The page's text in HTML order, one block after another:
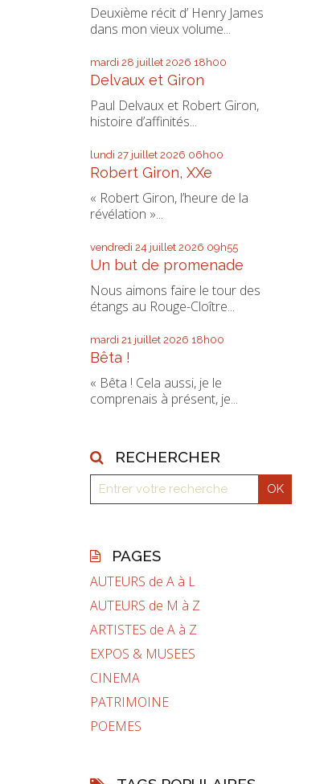
Deuxième récit d’ Henry James
dans mon vieux volume...
mardi 28 juillet 2026 18h00
Delvaux et Giron
Paul Delvaux et Robert Giron,
histoire d’affinités...
lundi 27 juillet 2026 06h00
Robert Giron, XXe
« Robert Giron, l’heure de la
révélation »...
vendredi 24 juillet 2026 09h55
Un but de promenade
Nous aimons faire le tour des
étangs au Rouge-Cloître...
mardi 21 juillet 2026 18h00
Bêta !
« Bêta ! Cela aussi, je le
comprenais à présent, je...
RECHERCHER
PAGES
AUTEURS de A à L
AUTEURS de M à Z
ARTISTES de A à Z
EXPOS & MUSEES
CINEMA
PATRIMOINE
POEMES